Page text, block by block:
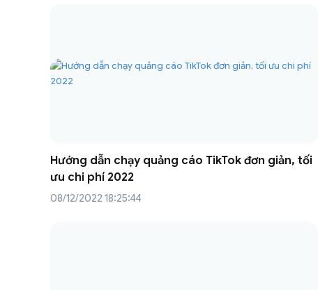
Hướng dẫn chạy quảng cáo TikTok đơn giản, tối
ưu chi phí 2022
08/12/2022 18:25:44